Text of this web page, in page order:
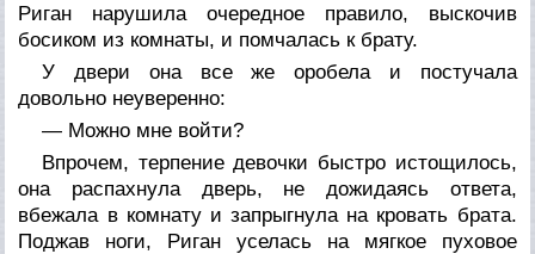
Риган нарушила очередное правило, выскочив
босиком из комнаты, и помчалась к брату.
У двери она все же оробела и постучала
довольно неуверенно:
— Можно мне войти?
Впрочем, терпение девочки быстро истощилось,
она распахнула дверь, не дожидаясь ответа,
вбежала в комнату и запрыгнула на кровать брата.
Поджав ноги, Риган уселась на мягкое пуховое